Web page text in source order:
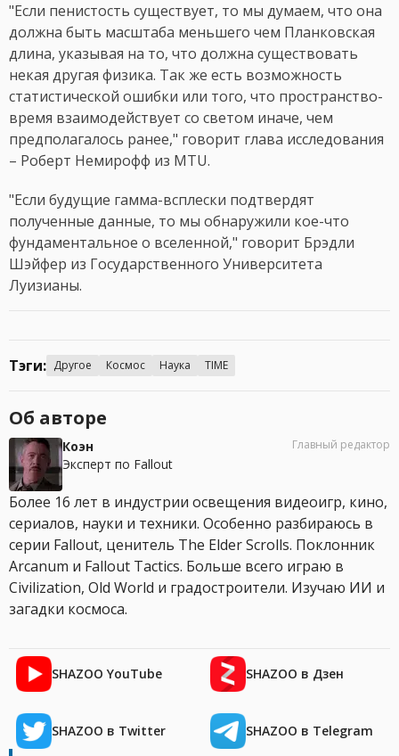
"Если пенистость существует, то мы думаем, что она
должна быть масштаба меньшего чем Планковская
длина, указывая на то, что должна существовать
некая другая физика. Так же есть возможность
статистической ошибки или того, что пространство-
время взаимодействует со светом иначе, чем
предполагалось ранее," говорит глава исследования
– Роберт Немирофф из MTU.
"Если будущие гамма-всплески подтвердят
полученные данные, то мы обнаружили кое-что
фундаментальное о вселенной," говорит Брэдли
Шэйфер из Государственного Университета
Луизианы.
Тэги: Другое Космос Наука TIME
Об авторе
Коэн
Эксперт по Fallout
Главный редактор
Более 16 лет в индустрии освещения видеоигр, кино,
сериалов, науки и техники. Особенно разбираюсь в
серии Fallout, ценитель The Elder Scrolls. Поклонник
Arcanum и Fallout Tactics. Больше всего играю в
Civilization, Old World и градостроители. Изучаю ИИ и
загадки космоса.
SHAZOO YouTube SHAZOO в Дзен
SHAZOO в Twitter SHAZOO в Telegram